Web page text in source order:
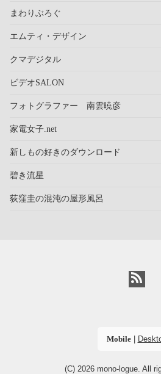
まわりぶろぐ
エムティ・デザイン
クマデジタル
ビデオSALON
フォトグラファー 南雲暁彦
家電女子.net
新しもの好きのダウンロード
碧き流星
荻窪圭の混沌の屋形風呂
Mobile|
(C) 2026 mono-logue. All